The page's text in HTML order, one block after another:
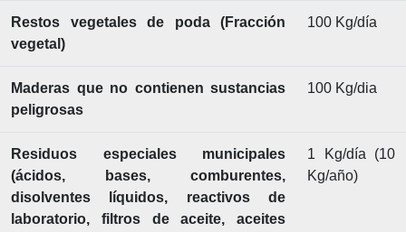
Restos vegetales de poda (Fracción
vegetal)
100 Kg/día
Maderas que no contienen sustancias
peligrosas
100 Kg/dia
Residuos especiales municipales
(ácidos, bases, comburentes,
disolventes líquidos, reactivos de
laboratorio, filtros de aceite, aceites
1 Kg/día (10
Kg/año)